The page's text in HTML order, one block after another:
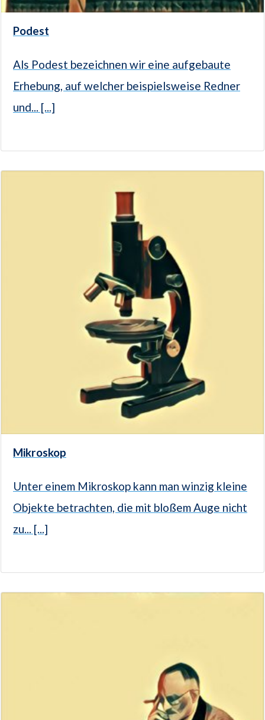
Podest
Als Podest bezeichnen wir eine aufgebaute
Erhebung, auf welcher beispielsweise Redner
und... [...]
Mikroskop
Unter einem Mikroskop kann man winzig kleine
Objekte betrachten, die mit bloßem Auge nicht
zu... [...]